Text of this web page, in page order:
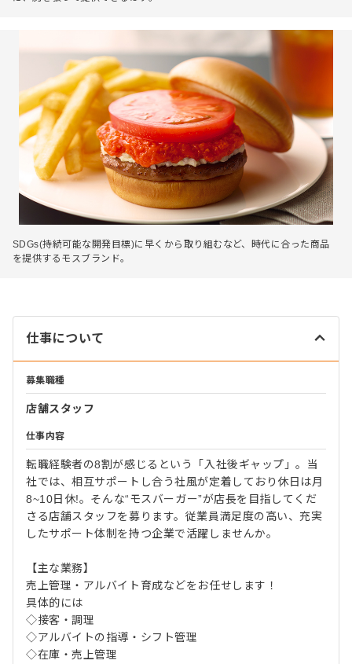
SDGs(持続可能な開発目標)に早くから取り組むなど、時代に合った商品
を提供するモスブランド。
仕事について
募集職種
店舗スタッフ
仕事内容
転職経験者の8割が感じるという「入社後ギャップ」。当
社では、相互サポートし合う社風が定着しており休日は月
8~10日休!。そんな“モスバーガー”が店長を目指してくだ
さる店舗スタッフを募ります。従業員満足度の高い、充実
したサポート体制を持つ企業で活躍しませんか。
【主な業務】
売上管理・アルバイト育成などをお任せします！
具体的には
◇接客・調理
◇アルバイトの指導・シフト管理
◇在庫・売上管理